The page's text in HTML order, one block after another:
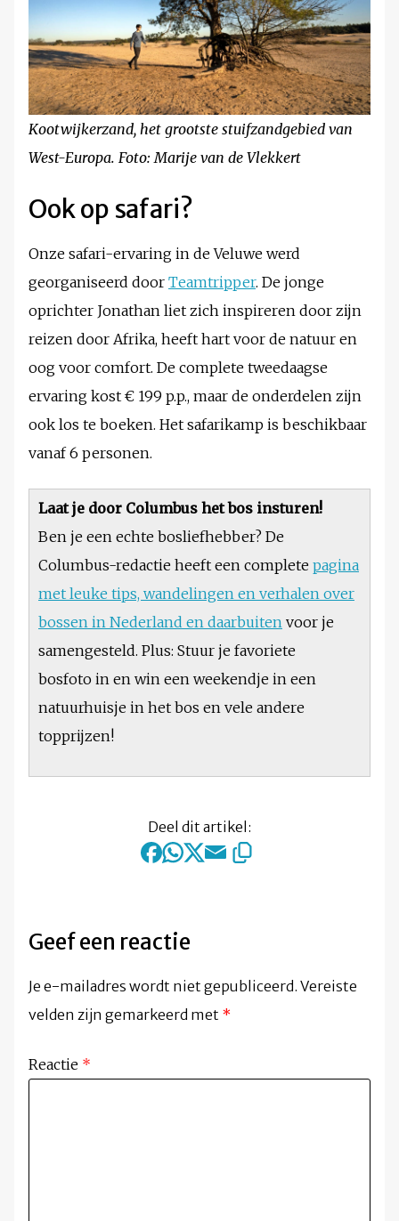
Kootwijkerzand, het grootste stuifzandgebied van
West-Europa. Foto: Marije van de Vlekkert
Ook op safari?
Onze safari-ervaring in de Veluwe werd
georganiseerd door Teamtripper. De jonge
oprichter Jonathan liet zich inspireren door zijn
reizen door Afrika, heeft hart voor de natuur en
oog voor comfort. De complete tweedaagse
ervaring kost € 199 p.p., maar de onderdelen zijn
ook los te boeken. Het safarikamp is beschikbaar
vanaf 6 personen.
Laat je door Columbus het bos insturen!
Ben je een echte bosliefhebber? De
Columbus-redactie heeft een complete pagina
met leuke tips, wandelingen en verhalen over
bossen in Nederland en daarbuiten voor je
samengesteld. Plus: Stuur je favoriete
bosfoto in en win een weekendje in een
natuurhuisje in het bos en vele andere
topprijzen!
Deel dit artikel:
Geef een reactie
Je e-mailadres wordt niet gepubliceerd. Vereiste
velden zijn gemarkeerd met *
Reactie *